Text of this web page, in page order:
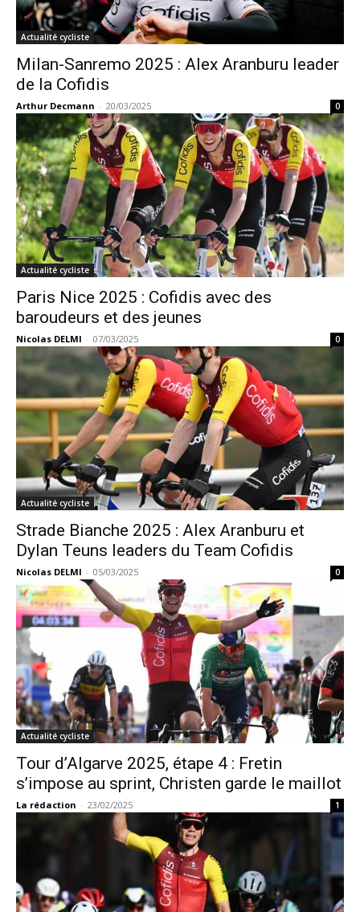
Actualité cycliste
Milan-Sanremo 2025 : Alex Aranburu leader
de la Cofidis
Arthur Decmann - 20/03/2025 0
Actualité cycliste
Paris Nice 2025 : Cofidis avec des
baroudeurs et des jeunes
Nicolas DELMI - 07/03/2025 0
Actualité cycliste
Strade Bianche 2025 : Alex Aranburu et
Dylan Teuns leaders du Team Cofidis
Nicolas DELMI - 05/03/2025 0
Actualité cycliste
Tour d’Algarve 2025, étape 4 : Fretin
s’impose au sprint, Christen garde le maillot
La rédaction - 23/02/2025 1